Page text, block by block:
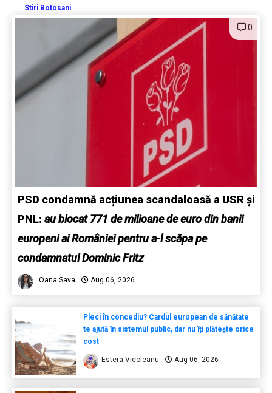
Stiri Botosani
0
PSD condamnă acțiunea scandaloasă a USR și
PNL: au blocat 771 de milioane de euro din banii
europeni ai României pentru a-l scăpa pe
condamnatul Dominic Fritz
Oana Sava Aug 06, 2026
Pleci în concediu? Cardul european de sănătate
te ajută în sistemul public, dar nu îți plătește orice
cost
Estera Vicoleanu Aug 06, 2026